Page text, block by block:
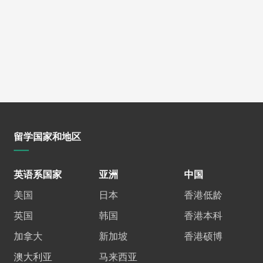
留学国家和地区
英语系国家
美国
英国
加拿大
澳大利亚
亚洲
日本
韩国
新加坡
马来西亚
中国
香港低龄
香港本科
香港硕博